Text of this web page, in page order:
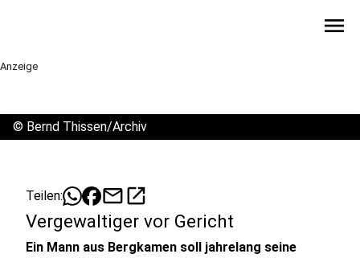
menu
Anzeige
© Bernd Thissen/Archiv
Teilen: mailopen_in_new
Vergewaltiger vor Gericht
Ein Mann aus Bergkamen soll jahrelang seine